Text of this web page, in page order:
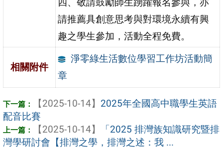
請推薦具創意思考與對環境永續有興
趣之學生參加，活動全程免費。
相關附件
淨零綠生活數位學習工作坊活動簡
章
【2025-10-14】 2025年全國高中職學生英語
配音比賽
【2025-10-14】
「2025 排灣族知識研究暨排
灣學研討會【排灣之學，排灣之述：我 ...